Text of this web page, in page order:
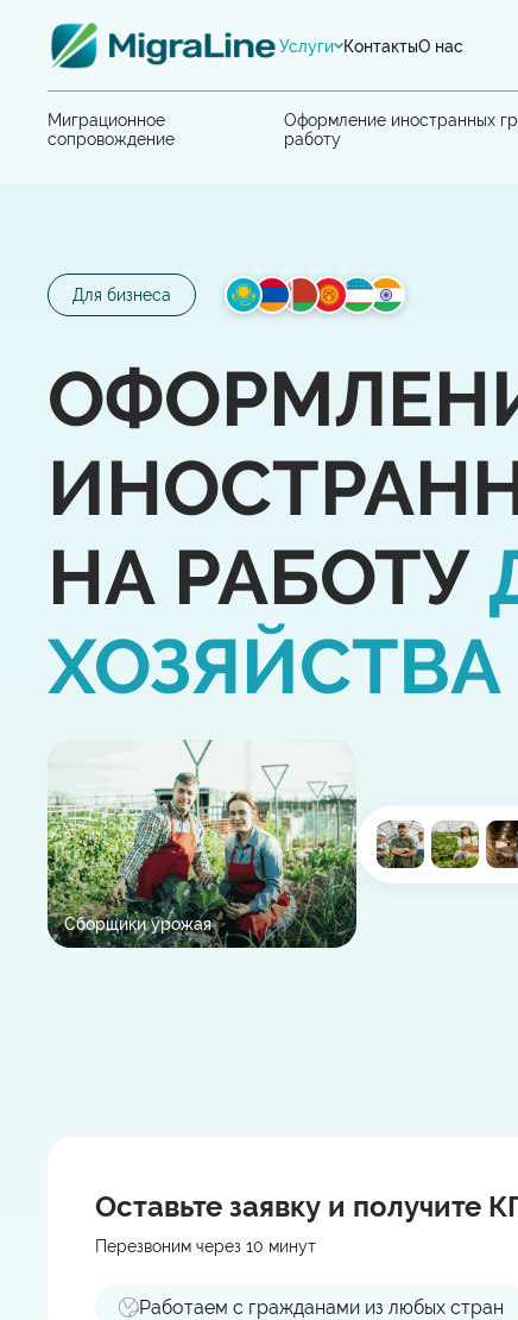
Услуги КонтактыО нас
Миграционное
сопровождение
Оформление иностранных
работу
Для бизнеса
НА РАБОТУ
ХОЗЯЙСТВА
Сборщики урожая
Оставьте заявку и получите
Перезвоним через 10 минут
Работаем с гражданами из любых стран